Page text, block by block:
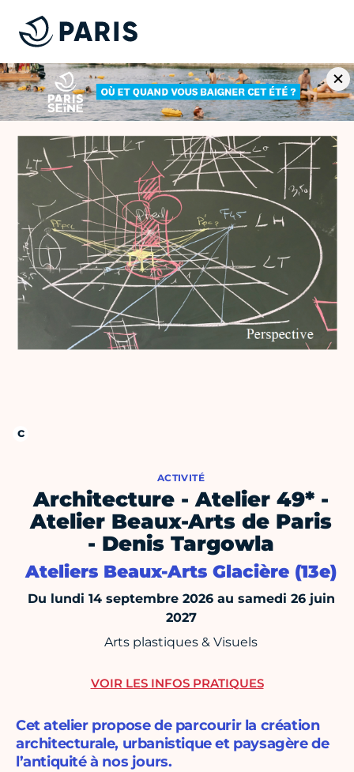
ACTIVITÉ
Architecture - Atelier 49* -
Atelier Beaux-Arts de Paris
- Denis Targowla
Ateliers Beaux-Arts Glacière (13e)
Du lundi 14 septembre 2026 au samedi 26 juin
2027
Arts plastiques & Visuels
Cet atelier propose de parcourir la création
architecturale, urbanistique et paysagère de
l’antiquité à nos jours.
VOIR LES INFOS PRATIQUES